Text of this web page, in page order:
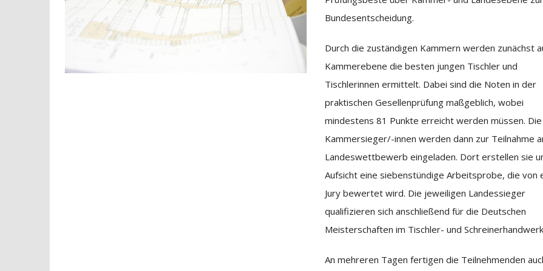
Bundesentscheidung.
Durch die zuständigen Kammern werden zunächst
Kammerebene die besten jungen Tischler und
Tischlerinnen ermittelt. Dabei sind die Noten in der
praktischen Gesellenprüfung maßgeblich, wobei
mindestens 81 Punkte erreicht werden müssen. Die
Kammersieger/-innen werden dann zur Teilnahme
Landeswettbewerb eingeladen. Dort erstellen sie
Aufsicht eine siebenstündige Arbeitsprobe, die von
Jury bewertet wird. Die jeweiligen Landessieger
qualifizieren sich anschließend für die Deutschen
Meisterschaften im Tischler- und
An mehreren Tagen fertigen die Teilnehmenden